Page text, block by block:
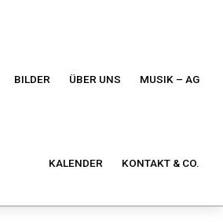
BILDER ÜBER UNS MUSIK – AG
KALENDER KONTAKT & CO.